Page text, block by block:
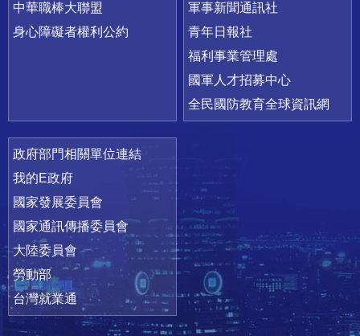
中華職棒大聯盟
身心障礙者權利公約
軍事新聞通訊社
青年日報社
福利事業管理處
國軍人才招募中心
全民國防教育全球資訊網
政府部門相關單位連結
我的E政府
國家發展委員會
國家通訊傳播委員會
大陸委員會
勞動部
台灣就業通